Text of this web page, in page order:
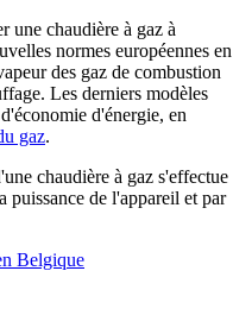
une chaudière à gaz à
normes européennes en
des gaz de combustion
Les derniers modèles
d'énergie, en
gaz.
chaudière à gaz s'effectue
puissance de l'appareil et par
Belgique